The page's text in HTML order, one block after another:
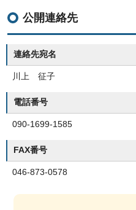
公開連絡先
連絡先宛名
川上 征子
電話番号
090-1699-1585
FAX番号
046-873-0578